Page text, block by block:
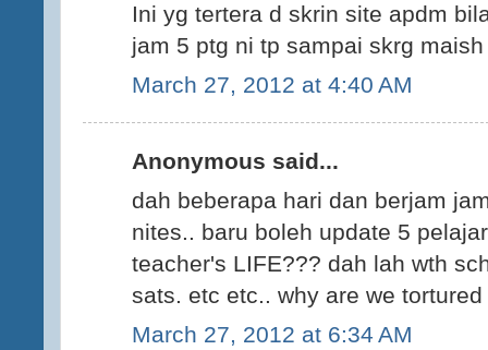
Ini yg tertera d skrin site apdm
jam 5 ptg ni tp sampai skrg
March 27, 2012 at 4:40 AM
Anonymous said...
dah beberapa hari dan berjam
nites.. baru boleh update 5
teacher's LIFE??? dah lah wth
sats. etc etc.. why are we
March 27, 2012 at 6:34 AM